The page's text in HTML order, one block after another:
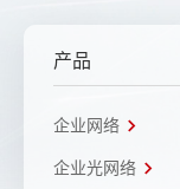
产品
企业网络
企业光网络